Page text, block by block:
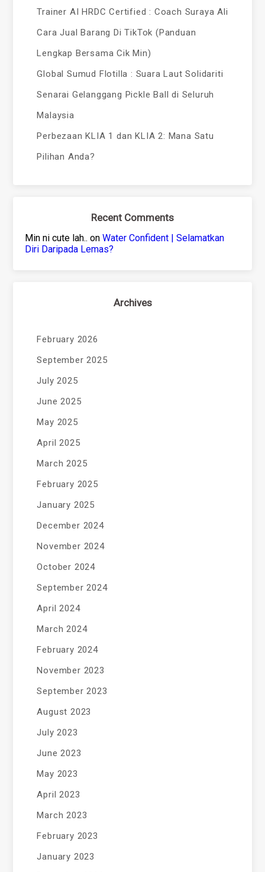
Trainer AI HRDC Certified : Coach Suraya Ali
Cara Jual Barang Di TikTok (Panduan
Lengkap Bersama Cik Min)
Global Sumud Flotilla : Suara Laut Solidariti
Senarai Gelanggang Pickle Ball di Seluruh
Malaysia
Perbezaan KLIA 1 dan KLIA 2: Mana Satu
Pilihan Anda?
Recent Comments
Min ni cute lah.. onWater Confident | Selamatkan
Diri Daripada Lemas?
Archives
February 2026
September 2025
July 2025
June 2025
May 2025
April 2025
March 2025
February 2025
January 2025
December 2024
November 2024
October 2024
September 2024
April 2024
March 2024
February 2024
November 2023
September 2023
August 2023
July 2023
June 2023
May 2023
April 2023
March 2023
February 2023
January 2023